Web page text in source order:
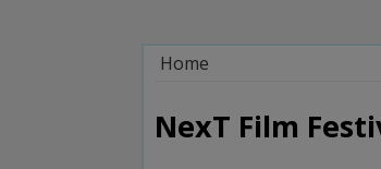
Home
NexT Film